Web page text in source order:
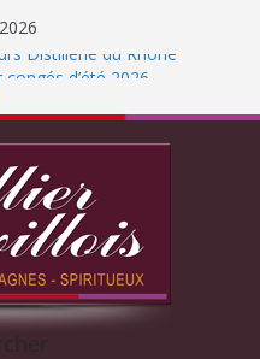
Distillerie du Rhône
d’été 2026
: nouveau parfum!